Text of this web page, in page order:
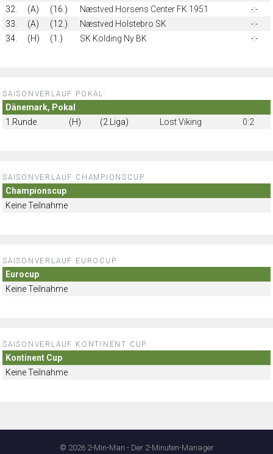
32.
(A) (16.) Næstved Horsens Center FK 1951
-:-
33.
(A) (12.) Næstved Holstebro SK
-:-
34.
(H) (1.) SK Kolding Ny BK -:-
SAISONVERLAUF POKAL:
Dänemark, Pokal
1.Runde
(H) (2.Liga) Lost Viking 0:2
SAISONVERLAUF CHAMPIONSCUP
Championscup
Keine Teilnahme
SAISONVERLAUF EUROCUP
Eurocup
Keine Teilnahme
SAISONVERLAUF KONTINENT CUP
Kontinent Cup
Keine Teilnahme
© 2026 2-Min-Man - Der 2-Minuten-Manager